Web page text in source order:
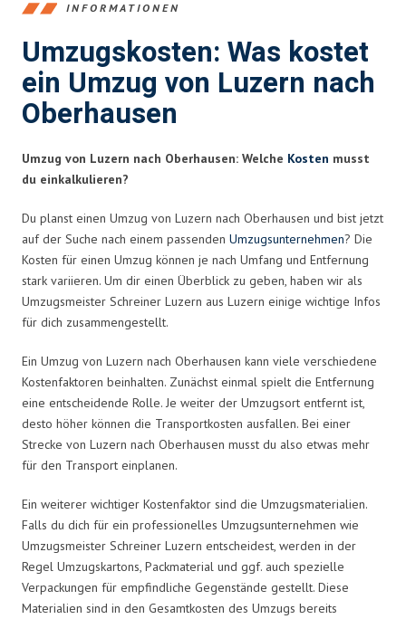
INFORMATIONEN
Umzugskosten: Was kostet
ein Umzug von Luzern nach
Oberhausen
Umzug von Luzern nach Oberhausen: Welche Kosten musst
du einkalkulieren?
Du planst einen Umzug von Luzern nach Oberhausen und bist jetzt
auf der Suche nach einem passenden Umzugsunternehmen? Die
Kosten für einen Umzug können je nach Umfang und Entfernung
stark variieren. Um dir einen Überblick zu geben, haben wir als
Umzugsmeister Schreiner Luzern aus Luzern einige wichtige Infos
für dich zusammengestellt.
Ein Umzug von Luzern nach Oberhausen kann viele verschiedene
Kostenfaktoren beinhalten. Zunächst einmal spielt die Entfernung
eine entscheidende Rolle. Je weiter der Umzugsort entfernt ist,
desto höher können die Transportkosten ausfallen. Bei einer
Strecke von Luzern nach Oberhausen musst du also etwas mehr
für den Transport einplanen.
Ein weiterer wichtiger Kostenfaktor sind die Umzugsmaterialien.
Falls du dich für ein professionelles Umzugsunternehmen wie
Umzugsmeister Schreiner Luzern entscheidest, werden in der
Regel Umzugskartons, Packmaterial und ggf. auch spezielle
Verpackungen für empfindliche Gegenstände gestellt. Diese
Materialien sind in den Gesamtkosten des Umzugs bereits